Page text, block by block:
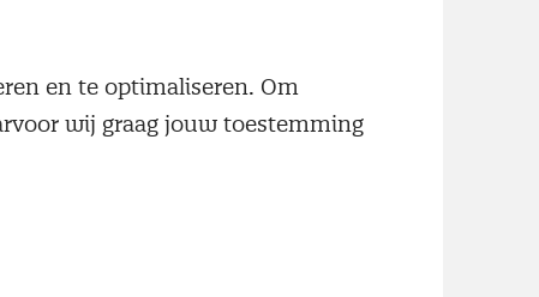
Jan Swart,
“Het
van
en
en te optimaliseren. Om
wij graag jouw toestemming